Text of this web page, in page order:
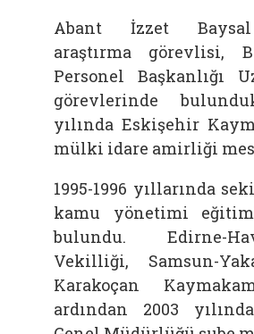
Abant İzzet
araştırma görevlisi,
Personel Başkanlığı
görevlerinde
yılında Eskişehir
mülki idare amirliği
1995-1996 yıllarında
kamu yönetimi
bulundu. Edirne-
Vekilliği, Samsun-
Karakoçan
ardından 2003